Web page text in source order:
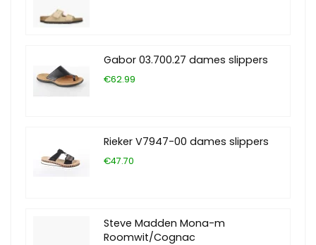
Gabor 03.700.27 dames slippers
€62.99
Rieker V7947-00 dames slippers
€47.70
Steve Madden Mona-m
Roomwit/Cognac